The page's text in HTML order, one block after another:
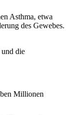
Asthma, etwa
des Gewebes.
die
Millionen